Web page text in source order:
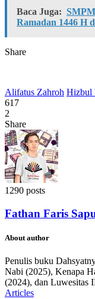
Baca Juga:
Ramadan 1446 H
Share
Alifatus Zahroh Hizbul
617
2
Share
1290 posts
Fathan Faris
About author
Penulis buku
Nabi (2025), Kenapa
(2024), dan Luwesitas
Articles